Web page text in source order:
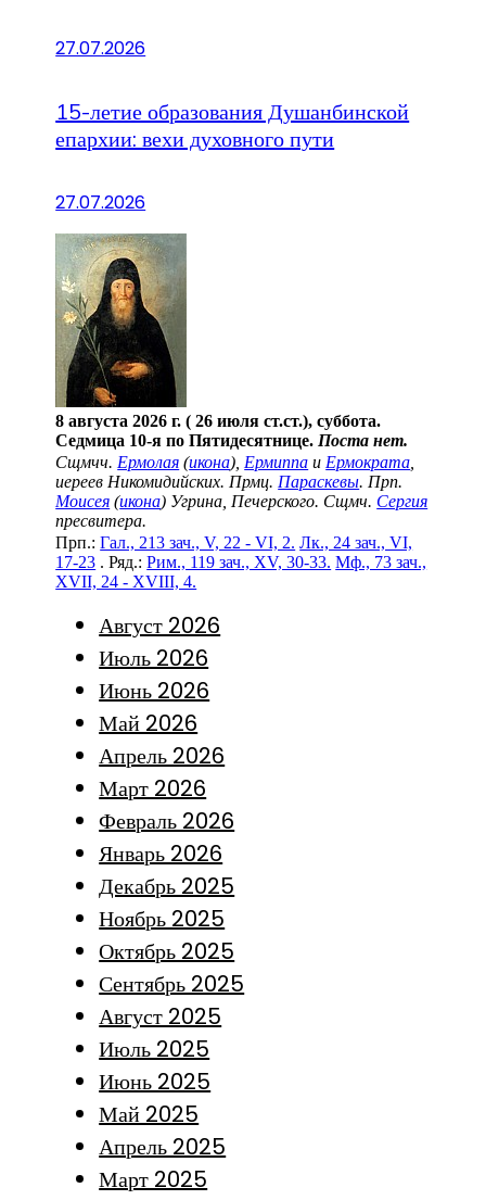
27.07.2026
15-летие образования Душанбинской
епархии: вехи духовного пути
27.07.2026
8 августа 2026 г. ( 26 июля ст.ст.), суббота.
Седмица 10-я по Пятидесятнице. Поста нет.
Сщмчч. Ермолая (икона), Ермиппа и Ермократа
иереев Никомидийских. Прмц. Параскевы. Прп.
Моисея (икона) Угрина, Печерского. Сщмч. Сергия
пресвитера.
Прп.:Гал., 213 зач., V, 22 - VI, 2. Лк., 24 зач., VI,
17-23 . Ряд.:Рим., 119 зач., XV, 30-33. Мф., 73 зач.,
XVII, 24 - XVIII, 4.
Август 2026
Июль 2026
Июнь 2026
Май 2026
Апрель 2026
Март 2026
Февраль 2026
Январь 2026
Декабрь 2025
Ноябрь 2025
Октябрь 2025
Сентябрь 2025
Август 2025
Июль 2025
Июнь 2025
Май 2025
Апрель 2025
Март 2025